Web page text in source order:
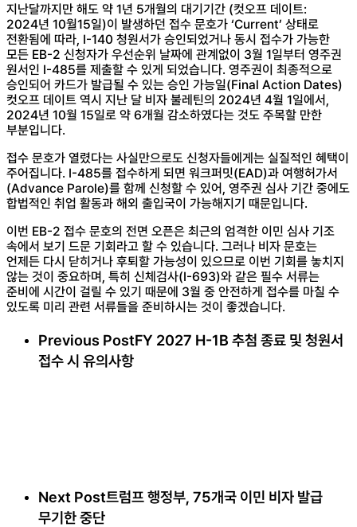
지난달까지만 해도 약 1년 5개월의 대기기간 (컷오프 데이트:
2024년 10월15일)이 발생하던 접수 문호가 ‘Current’ 상태로
전환됨에 따라, I-140 청원서가 승인되었거나 동시 접수가 가능한
모든 EB-2 신청자가 우선순위 날짜에 관계없이 3월 1일부터 영주권
원서인 I-485를 제출할 수 있게 되었습니다. 영주권이 최종적으로
승인되어 카드가 발급될 수 있는 승인 가능일(Final Action Dates)
컷오프 데이트 역시 지난 달 비자 불레틴의 2024년 4월 1일에서,
2024년 10월 15일로 약 6개월 감소하였다는 것도 주목할 만한
부분입니다.
접수 문호가 열렸다는 사실만으로도 신청자들에게는 실질적인 혜택이
주어집니다. I-485를 접수하게 되면 워크퍼밋(EAD)과 여행허가서
(Advance Parole)를 함께 신청할 수 있어, 영주권 심사 기간 중에도
합법적인 취업 활동과 해외 출입국이 가능해지기 때문입니다.
이번 EB-2 접수 문호의 전면 오픈은 최근의 엄격한 이민 심사 기조
속에서 보기 드문 기회라고 할 수 있습니다. 그러나 비자 문호는
언제든 다시 닫히거나 후퇴할 가능성이 있으므로 이번 기회를 놓치지
않는 것이 중요하며, 특히 신체검사(I-693)와 같은 필수 서류는
준비에 시간이 걸릴 수 있기 때문에 3월 중 안전하게 접수를 마칠 수
있도록 미리 관련 서류들을 준비하시는 것이 좋겠습니다.
Previous PostFY 2027 H-1B 추첨 종료 및 청원서
접수 시 유의사항
Next Post트럼프 행정부, 75개국 이민 비자 발급
무기한 중단